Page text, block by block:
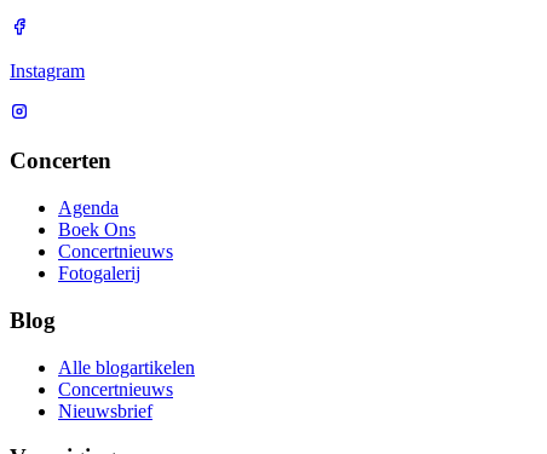
Instagram
Concerten
Agenda
Boek Ons
Concertnieuws
Fotogalerij
Blog
Alle blogartikelen
Concertnieuws
Nieuwsbrief